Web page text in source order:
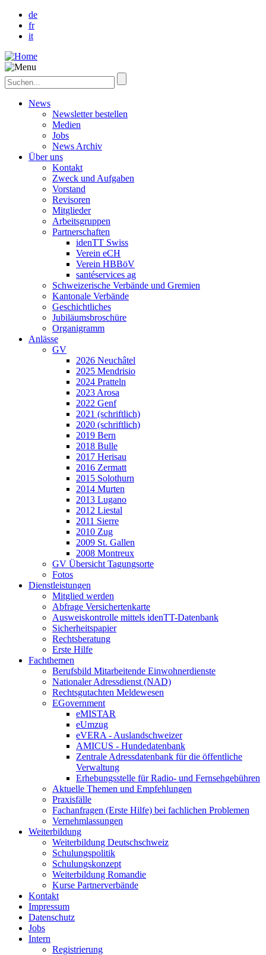
de
fr
it
News
Newsletter bestellen
Medien
Jobs
News Archiv
Über uns
Kontakt
Zweck und Aufgaben
Vorstand
Revisoren
Mitglieder
Arbeitsgruppen
Partnerschaften
idenTT Swiss
Verein eCH
Verein HBBöV
santéservices ag
Schweizerische Verbände und Gremien
Kantonale Verbände
Geschichtliches
Jubiläumsbroschüre
Organigramm
Anlässe
GV
2026 Neuchâtel
2025 Mendrisio
2024 Pratteln
2023 Arosa
2022 Genf
2021 (schriftlich)
2020 (schriftlich)
2019 Bern
2018 Bulle
2017 Herisau
2016 Zermatt
2015 Solothurn
2014 Murten
2013 Lugano
2012 Liestal
2011 Sierre
2010 Zug
2009 St. Gallen
2008 Montreux
GV Übersicht Tagungsorte
Fotos
Dienstleistungen
Mitglied werden
Abfrage Versichertenkarte
Ausweiskontrolle mittels idenTT-Datenbank
Sicherheitspapier
Rechtsberatung
Erste Hilfe
Fachthemen
Berufsbild Mitarbeitende Einwohnerdienste
Nationaler Adressdienst (NAD)
Rechtsgutachten Meldewesen
EGovernment
eMISTAR
eUmzug
eVERA - Auslandschweizer
AMICUS - Hundedatenbank
Zentrale Adressdatenbank für die öffentliche
Verwaltung
Erhebungsstelle für Radio- und Fernsehgebühren
Aktuelle Themen und Empfehlungen
Praxisfälle
Fachanfragen (Erste Hilfe) bei fachlichen Problemen
Vernehmlassungen
Weiterbildung
Weiterbildung Deutschschweiz
Schulungspolitik
Schulungskonzept
Weiterbildung Romandie
Kurse Partnerverbände
Kontakt
Impressum
Datenschutz
Jobs
Intern
Registrierung